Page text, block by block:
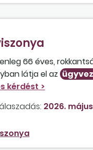
66 éves,
látja el az
kapta, hogy
Változik a
ugyancsak havi
2026. május